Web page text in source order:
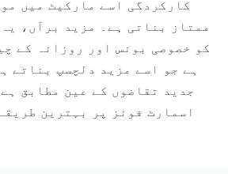
کارکردگی اسے مارکیٹ میں
ممتاز بناتی ہے۔ مزید برآں،
کو خصوصی بونس اور روزانہ کے
ہے جو اسے مزید دلچسپ بناتے
جدید تقاضوں کے عین مطابق
اسمارٹ فونز پر بہترین